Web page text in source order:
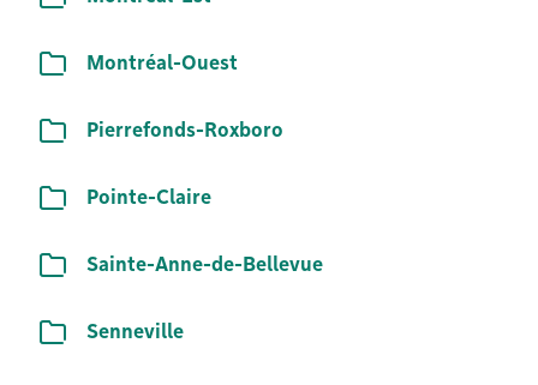
Liste de documents
Montréal-Ouest
Liste de documents
Pierrefonds-Roxboro
Liste de documents
Pointe-Claire
Liste de documents
Sainte-Anne-de-Bellevue
Liste de documents
Senneville